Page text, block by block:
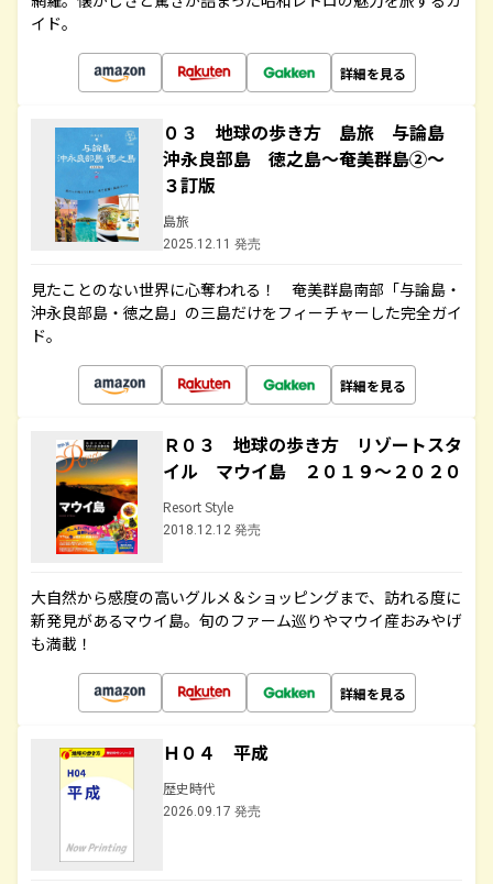
イド。
詳細を見る
０３ 地球の歩き方 島旅 与論島
沖永良部島 徳之島～奄美群島②～
３訂版
島旅
2025.12.11 発売
見たことのない世界に心奪われる！ 奄美群島南部「与論島・
沖永良部島・徳之島」の三島だけをフィーチャーした完全ガイ
ド。
詳細を見る
Ｒ０３ 地球の歩き方 リゾートスタ
イル マウイ島 ２０１９～２０２０
Resort Style
2018.12.12 発売
大自然から感度の高いグルメ＆ショッピングまで、訪れる度に
新発見があるマウイ島。旬のファーム巡りやマウイ産おみやげ
も満載！
詳細を見る
Ｈ０４ 平成
歴史時代
2026.09.17 発売